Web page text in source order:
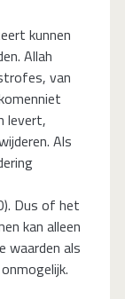
kunnen
Allah
van
levert,
Als
Dus of het
kan alleen
waarden als